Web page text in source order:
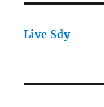
Live Sdy